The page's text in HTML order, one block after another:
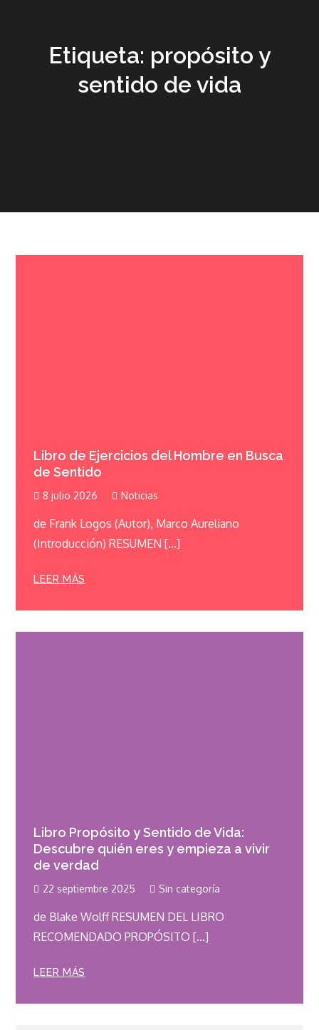
Etiqueta: propósito y
sentido de vida
Libro de Ejercicios del Hombre en Busca
de Sentido
8 julio 2026 Noticias
de Frank Logos (Autor), Marco Aureliano
(Introducción) RESUMEN […]
LEER MÁS
Libro Propósito y Sentido de Vida:
Descubre quién eres y empieza a vivir
de verdad
22 septiembre 2025 Sin categoría
de Blake Wolff RESUMEN DEL LIBRO
RECOMENDADO PROPÓSITO […]
LEER MÁS